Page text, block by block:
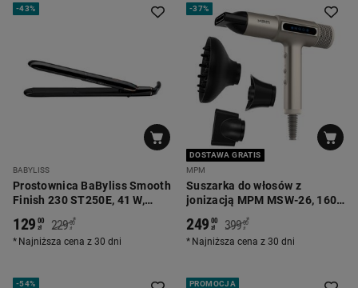
-43%
BABYLISS
Prostownica BaByliss Smooth
Finish 230 ST250E, 41 W,
129 00
zł 229 00
zł
*
Najniższa cena z 30 dni
-37%
DOSTAWA GRATIS
MPM
Suszarka do włosów z
jonizacją MPM MSW-26, 1600
249 00
zł 399 00
zł
*
Najniższa cena z 30 dni
-54% PROMOCJA